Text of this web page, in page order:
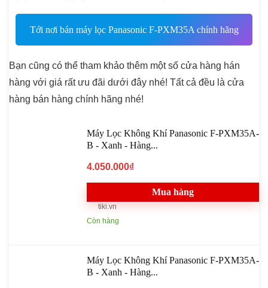
Tới nơi bán máy lọc Panasonic F-PXM35A chính hãng
Bạn cũng có thể tham khảo thêm một số cửa hàng hán
hàng với giá rất ưu đãi dưới đây nhé! Tất cả đều là cửa
hàng bán hàng chính hãng nhé!
Máy Lọc Không Khí Panasonic F-PXM35A-
B - Xanh - Hàng...
4.050.000₫
Mua hàng
tiki.vn
Còn hàng
Máy Lọc Không Khí Panasonic F-PXM35A-
B - Xanh - Hàng...